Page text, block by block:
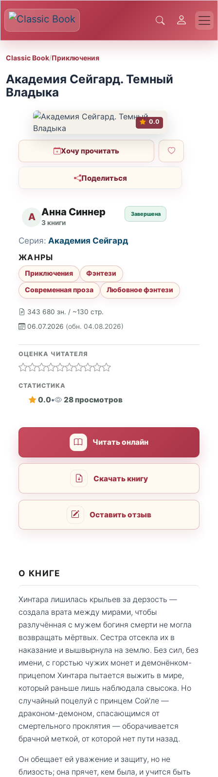
Classic Book/Приключения
Академия Сейгард. Темный
Владыка
0.0
Хочу прочитать
Поделиться
А Анна Синнер
3 книги
Завершена
343 680 зн. / ~130 стр.
06.07.2026 (обн. 04.08.2026)
Серия: Академия Сейгард
ЖАНРЫ
Приключения
Фэнтези
Современная проза
Любовное фэнтези
ОЦЕНКА ЧИТАТЕЛЯ
СТАТИСТИКА
0.0• 28 просмотров
Читать онлайн
Скачать книгу
Оставить отзыв
О КНИГЕ
Хинтара лишилась крыльев за дерзость —
создала врата между мирами, чтобы
разлучённая с мужем богиня смерти не могла
возвращать мёртвых. Сестра отсекла их в
наказание и вышвырнула на землю. Без сил, без
имени, с горстью чужих монет и демонёнком-
прицепом Хинтара пытается выжить в мире,
который раньше лишь наблюдала свысока. Но
случайный поцелуй с принцем Сой'ле —
драконом-демоном, спасающимся от
смертельного проклятия — оборачивается
брачной меткой, от которой нет пути назад.
Он обещает ей уважение и защиту, но не
близость; она прячет, кем была, и учится быть